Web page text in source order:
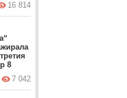
16 814
8
7 042